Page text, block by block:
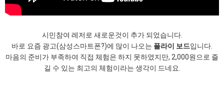
시민참여 레저로 새로운것이 추가 되었습니다.
바로 요즘 광고(삼성스마트폰?)에 많이 나오는 플라이 보드입니다.
마음의 준비가 부족하여 직접 체험은 하지 못하였지만, 2,000원으로 즐
길 수 있는 최고의 체험이라는 생각이 드네요.